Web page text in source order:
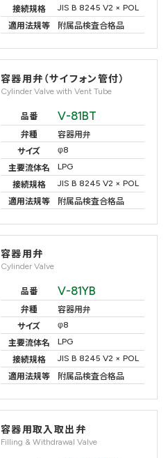
接続規格
JIS B 8245 V2 × POL
適用法規等
附属品検査合格品
容器用弁（サイフォン管付）
Cylinder Valve with Vent Tube
品番 V-81BT
弁種
容器用弁
サイズ
φ8
主要流体名
LPG
接続規格
JIS B 8245 V2 × POL
適用法規等
附属品検査合格品
容器用弁
Cylinder Valve
品番 V-81YB
弁種
容器用弁
サイズ
φ8
主要流体名
LPG
接続規格
JIS B 8245 V2 × POL
適用法規等
附属品検査合格品
容器用取入取出弁
Filling & Withdrawal Valve